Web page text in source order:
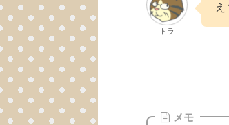
トラ
え
メモ